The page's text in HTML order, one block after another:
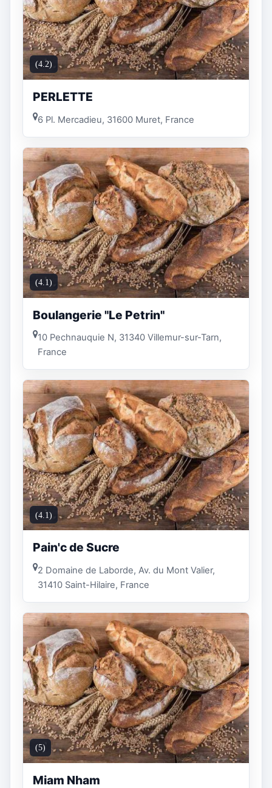
(4.2)
PERLETTE
6 Pl. Mercadieu, 31600 Muret, France
(4.1)
Boulangerie "Le Petrin"
10 Pechnauquie N, 31340 Villemur-sur-Tarn,
France
(4.1)
Pain'c de Sucre
2 Domaine de Laborde, Av. du Mont Valier,
31410 Saint-Hilaire, France
(5)
Miam Nham